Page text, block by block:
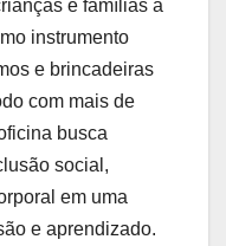
e famílias a
instrumento
e brincadeiras
com mais de
busca
social,
em uma
e aprendizado.